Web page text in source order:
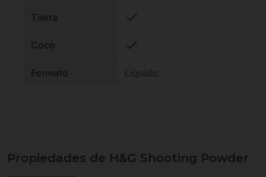
Tierra check
Coco check
Formato Líquido
Propiedades de H&G Shooting Powder